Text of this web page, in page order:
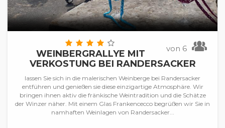
von 6
WEINBERGRALLYE MIT
VERKOSTUNG BEI RANDERSACKER
lassen Sie sich in die malerischen Weinberge bei Randersacker
entführen und genießen sie diese einzigartige Atmosphäre. Wir
bringen ihnen aktiv die fränkische Weintradition und die Schätze
der Winzer näher. Mit einem Glas Frankencecco begrüßen wir Sie in
namhaften Weinlagen von Randersacker...